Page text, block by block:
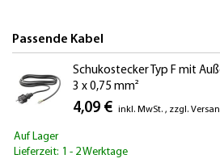
Passende Kabel
Schukostecker Typ F mit
3 x 0,75 mm²
4,09 € inkl. MwSt. , zzgl.
Auf Lager
Lieferzeit: 1 - 2 Werktage